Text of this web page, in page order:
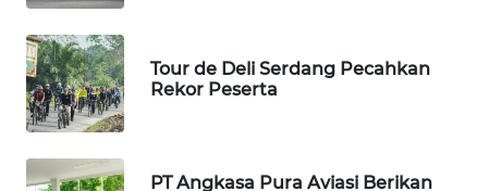
Tour de Deli Serdang Pecahkan
Rekor Peserta
PT Angkasa Pura Aviasi Berikan
JAKARTA
NEWS
KRT
NEWS
KARING